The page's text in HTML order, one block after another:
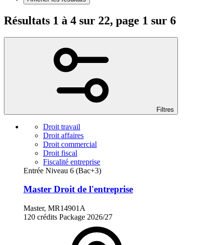
Résultats 1 à 4 sur 22, page 1 sur 6
Filtres
Droit travail
Droit affaires
Droit commercial
Droit fiscal
Fiscalité entreprise
Entrée Niveau 6 (Bac+3)
Master Droit de l'entreprise
Master, MR14901A
120 crédits Package 2026/27